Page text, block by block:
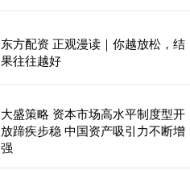
东方配资 正观漫读｜你越放松，结
果往往越好
大盛策略 资本市场高水平制度型开
放蹄疾步稳 中国资产吸引力不断增
强